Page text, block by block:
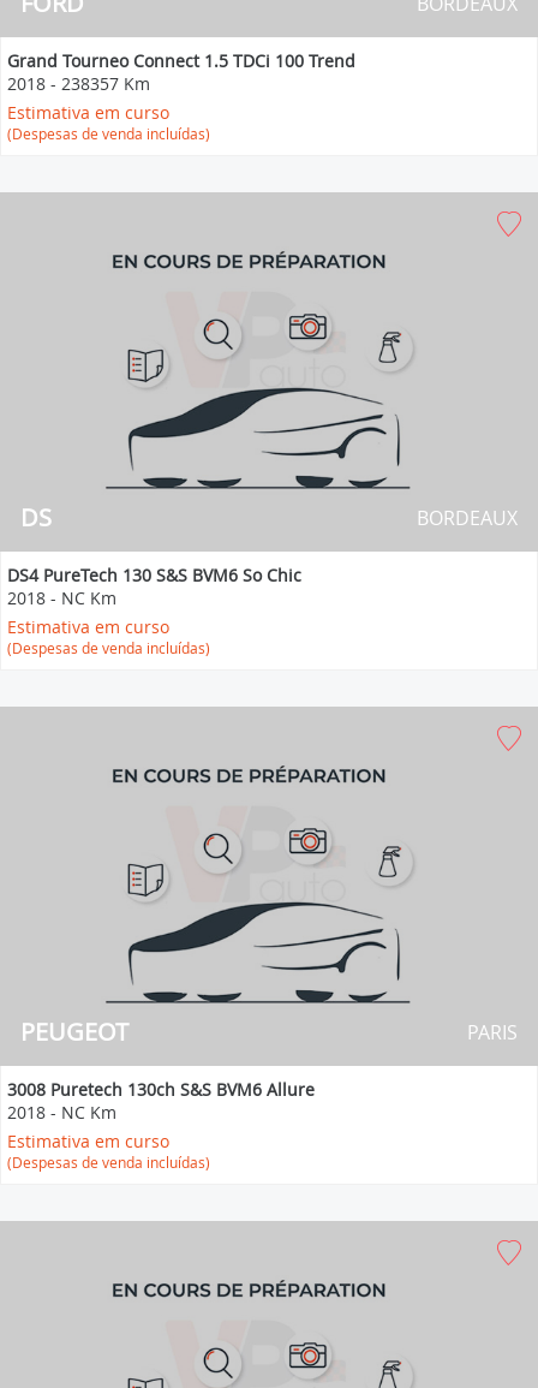
Grand Tourneo Connect 1.5 TDCi 100 Trend
2018 - 238357 Km
Estimativa em curso
(Despesas de venda incluídas)
DS BORDEAUX
DS4 PureTech 130 S&S BVM6 So Chic
2018 - NC Km
Estimativa em curso
(Despesas de venda incluídas)
PEUGEOT PARIS
3008 Puretech 130ch S&S BVM6 Allure
2018 - NC Km
Estimativa em curso
(Despesas de venda incluídas)